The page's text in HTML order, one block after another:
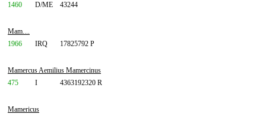
1460
D/ME 43244
Mam....
1966
IRQ 17825792 P
Mamercus Aemilius Mamercinus
475
I 4363192320 R
Mamericus